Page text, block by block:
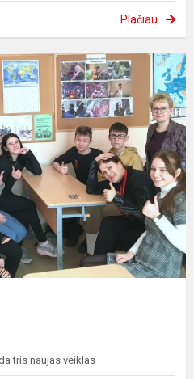
Plačiau
tris naujas veiklas